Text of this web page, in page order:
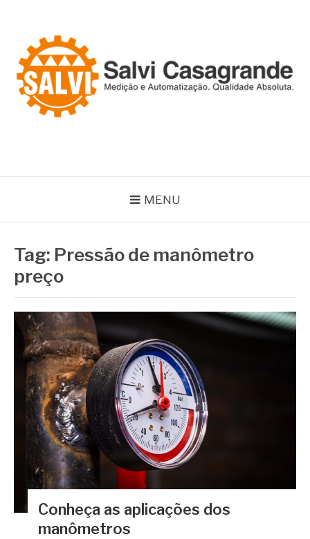
conteúdo
MENU
Tag: Pressão de manômetro
preço
Conheça as aplicações dos
manômetros